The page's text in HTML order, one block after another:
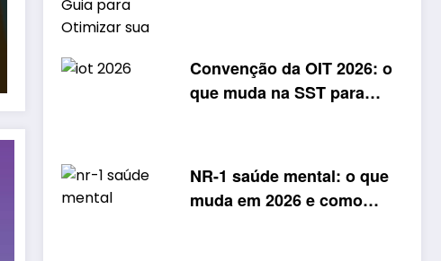
Convenção da OIT 2026: o
que muda na SST para
NR-1 saúde mental: o que
muda em 2026 e como